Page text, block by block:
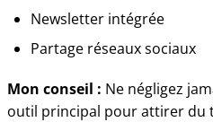
Newsletter intégrée
Partage réseaux sociaux
Mon conseil : Ne négligez
outil principal pour attirer du